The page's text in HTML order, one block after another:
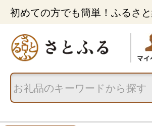
初めての方でも簡単！ふるさ